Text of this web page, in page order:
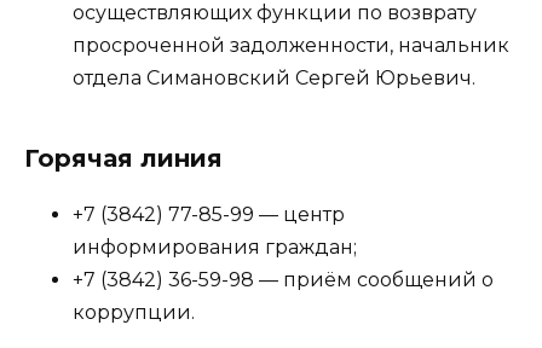
осуществляющих функции по возврату
просроченной задолженности, начальник
отдела Симановский Сергей Юрьевич.
Горячая линия
+7 (3842) 77-85-99 — центр
информирования граждан;
+7 (3842) 36-59-98 — приём сообщений о
коррупции.